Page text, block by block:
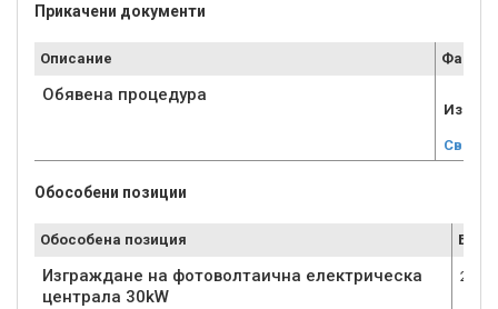
Прикачени документи
Описание Файл
Обявена процедура
Избор
Свали
Обособени позиции
Обособена позиция Брой
Изграждане на фотоволтаична електрическа
централа 30kW
2